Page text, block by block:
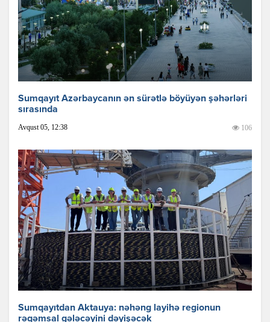
Sumqayıt Azərbaycanın ən sürətlə böyüyən şəhərləri
sırasında
Avqust 05, 12:38 106
Sumqayıtdan Aktauya: nəhəng layihə regionun
rəqəmsal gələcəyini dəyişəcək